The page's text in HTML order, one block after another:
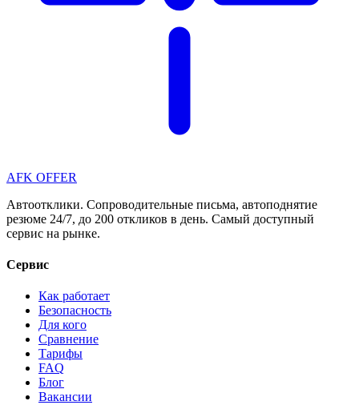
AFK OFFER
Автоотклики. Сопроводительные письма, автоподнятие
резюме 24/7, до 200 откликов в день. Самый доступный
сервис на рынке.
Сервис
Как работает
Безопасность
Для кого
Сравнение
Тарифы
FAQ
Блог
Вакансии